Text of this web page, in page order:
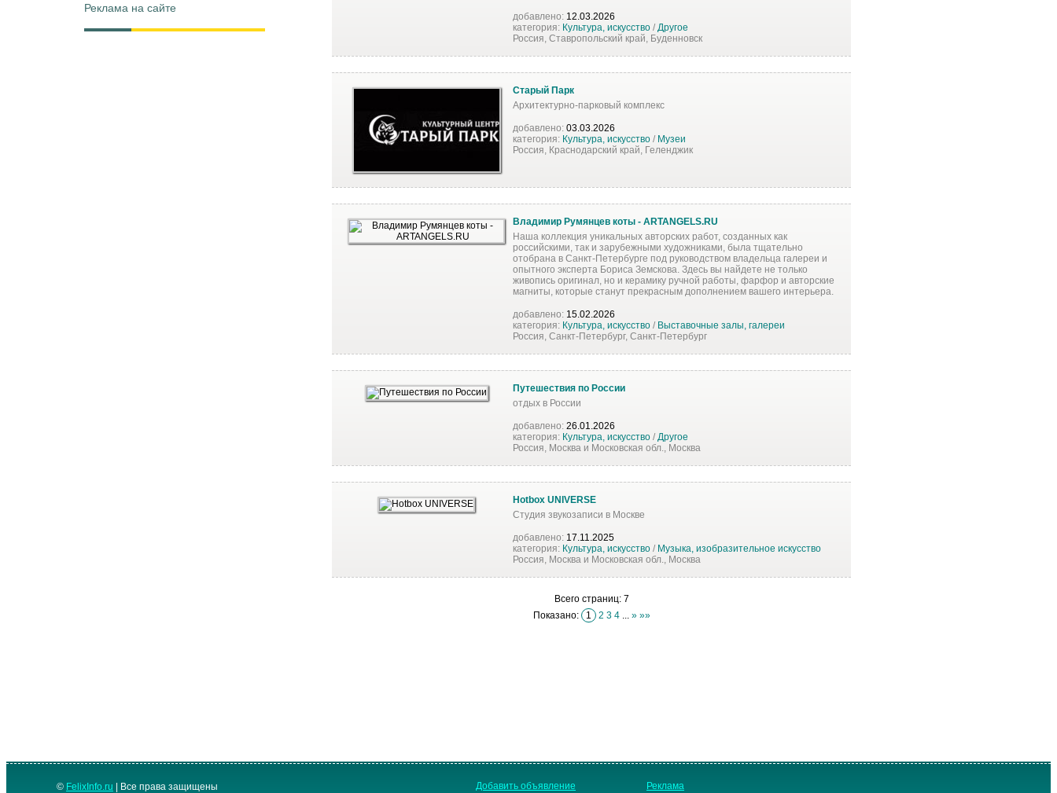
Реклама на сайте
добавлено: 12.03.2026
категория: Культура, искусство / Другое
Россия, Ставропольский край, Буденновск
Старый Парк
Архитектурно-парковый комплекс
добавлено: 03.03.2026
категория: Культура, искусство / Музеи
Россия, Краснодарский край, Геленджик
Владимир Румянцев коты - ARTANGELS.RU
Наша коллекция уникальных авторских работ, созданных как
российскими, так и зарубежными художниками, была тщательно
отобрана в Санкт-Петербурге под руководством владельца галереи и
опытного эксперта Бориса Земскова. Здесь вы найдете не только
живопись оригинал, но и керамику ручной работы, фарфор и авторские
магниты, которые станут прекрасным дополнением вашего интерьера.
добавлено: 15.02.2026
категория: Культура, искусство / Выставочные залы, галереи
Россия, Санкт-Петербург, Санкт-Петербург
Путешествия по России
отдых в России
добавлено: 26.01.2026
категория: Культура, искусство / Другое
Россия, Москва и Московская обл., Москва
Hotbox UNIVERSE
Студия звукозаписи в Москве
добавлено: 17.11.2025
категория: Культура, искусство / Музыка, изобразительное искусство
Россия, Москва и Московская обл., Москва
Всего страниц: 7
Показано:
1 2 3 4... » »»
© FelixInfo.ru | Все права защищены
Добавить объявление
Реклама